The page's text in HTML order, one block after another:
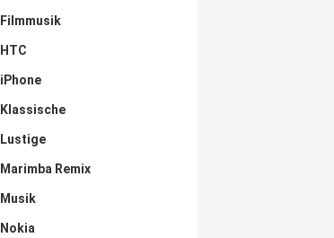
Filmmusik
HTC
iPhone
Klassische
Lustige
Marimba Remix
Musik
Nokia